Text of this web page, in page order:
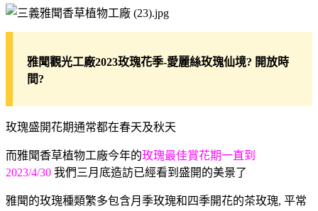
雅聞觀光工廠2023玫瑰花季-愛麗絲玫瑰仙境? 開放時
間?
玫瑰盛開花期通常都在春天及秋天
而雅聞香草植物工廠今年的玫瑰最佳賞花期一直到
2023/4/30 我們三月底造訪已經看到盛開的美景了
雅聞的玫瑰種類繁多包含月季玫瑰和四季開花的茶玫瑰, 平常